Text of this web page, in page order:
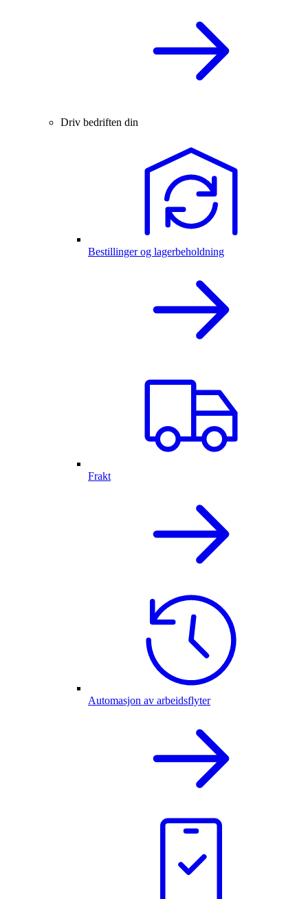
Driv bedriften din
Bestillinger og lagerbeholdning
Frakt
Automasjon av arbeidsflyter